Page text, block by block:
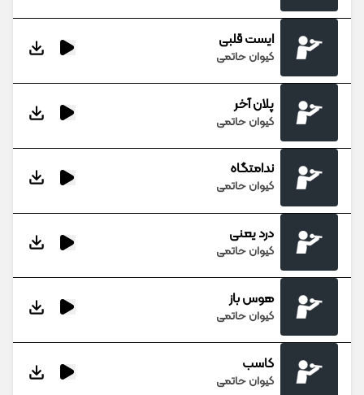
ایست قلبی
کیوان حاتمی
پلان آخر
کیوان حاتمی
ندامتگاه
کیوان حاتمی
درد یعنی
کیوان حاتمی
هوس باز
کیوان حاتمی
کاسب
کیوان حاتمی